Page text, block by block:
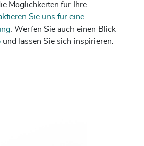
Möglichkeiten für Ihre
Sie uns für eine
. Werfen Sie auch einen Blick
und lassen Sie sich inspirieren.